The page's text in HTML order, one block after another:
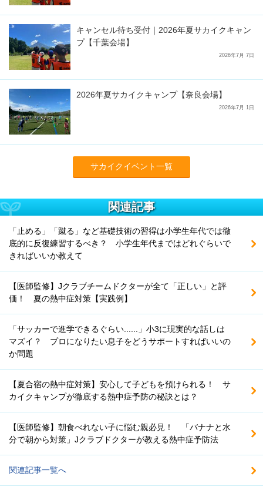
キャンセル待ち受付｜2026年夏サカイクキャン
プ【千葉会場】
2026年7月 7日
2026年夏サカイクキャンプ【奈良会場】
2026年7月 1日
サカイクイベント一覧
関連記事
「止める」「蹴る」など基礎技術の習得は小学生年代では徹
底的に反復練習するべき？ 小学生年代まではどれぐらいで
きればいいか教えて
【医師監修】Jクラブチームドクターが全て「正しい」と評
価！ 夏の熱中症対策【実践例】
「サッカーで進学できるぐらい......」小3に現実的な話しは
マズイ？ プロになりたい息子をどうサポートすればいいの
か問題
【夏合宿の熱中症対策】安心して子どもを預けられる！ サ
カイクキャンプが徹底する熱中症予防の秘訣とは？
【医師監修】朝食べれない子に悩む親必見！ 「バナナと水
分で朝から対策」Jクラブドクターが教える熱中症予防法
関連記事一覧へ